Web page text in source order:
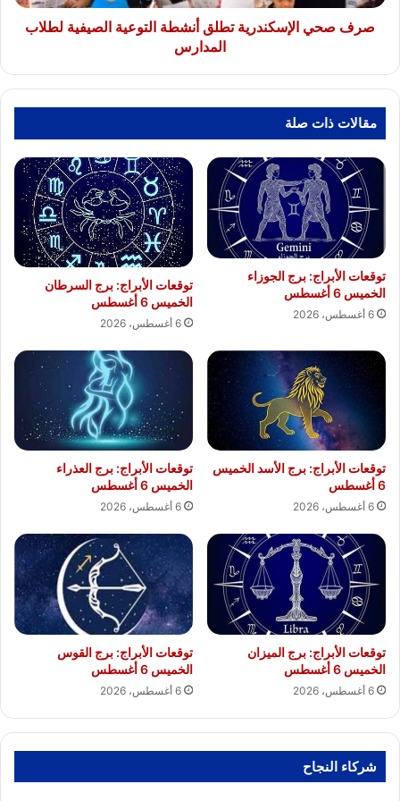
المدارس
صرف صحي الإسكندرية تطلق أنشطة التوعية الصيفية لطلاب
المدارس
مقالات ذات صلة
توقعات الأبراج: برج الجوزاء
الخميس 6 أغسطس
6 أغسطس، 2026
توقعات الأبراج: برج السرطان
الخميس 6 أغسطس
6 أغسطس، 2026
توقعات الأبراج: برج الأسد الخميس
6 أغسطس
6 أغسطس، 2026
توقعات الأبراج: برج العذراء
الخميس 6 أغسطس
6 أغسطس، 2026
توقعات الأبراج: برج الميزان
الخميس 6 أغسطس
6 أغسطس، 2026
توقعات الأبراج: برج القوس
الخميس 6 أغسطس
6 أغسطس، 2026
شركاء النجاح